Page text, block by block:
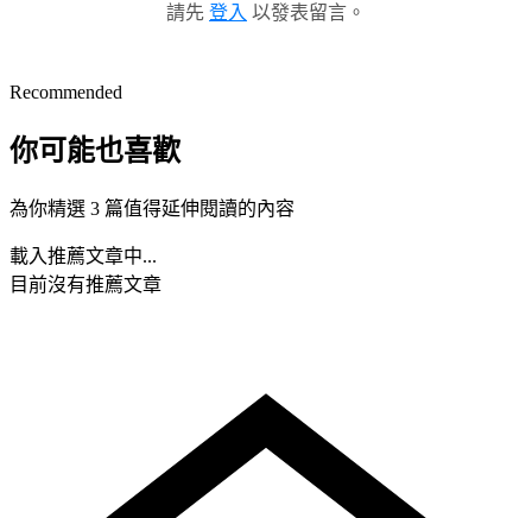
請先 登入 以發表留言。
Recommended
你可能也喜歡
為你精選 3 篇值得延伸閱讀的內容
載入推薦文章中...
目前沒有推薦文章